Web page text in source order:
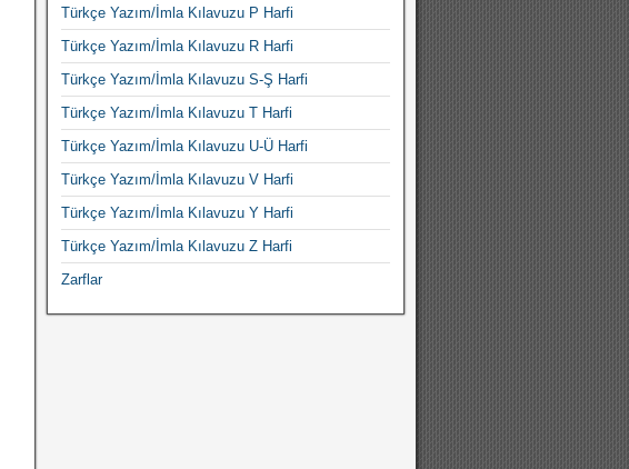
Türkçe Yazım/İmla Kılavuzu P Harfi
Türkçe Yazım/İmla Kılavuzu R Harfi
Türkçe Yazım/İmla Kılavuzu S-Ş Harfi
Türkçe Yazım/İmla Kılavuzu T Harfi
Türkçe Yazım/İmla Kılavuzu U-Ü Harfi
Türkçe Yazım/İmla Kılavuzu V Harfi
Türkçe Yazım/İmla Kılavuzu Y Harfi
Türkçe Yazım/İmla Kılavuzu Z Harfi
Zarflar